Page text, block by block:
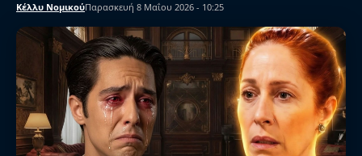
Κέλλυ ΝομικούΠαρασκευή 8 Μαΐου 2026 - 10:25